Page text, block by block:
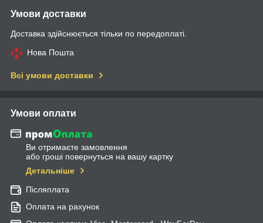
Умови доставки
Доставка здійснюється тільки по передоплаті.
Нова Пошта
Всі умови доставки
Умови оплати
Ви отримаєте замовлення
або гроші повернуться на вашу картку
Детальніше
Післяплата
Оплата на рахунок